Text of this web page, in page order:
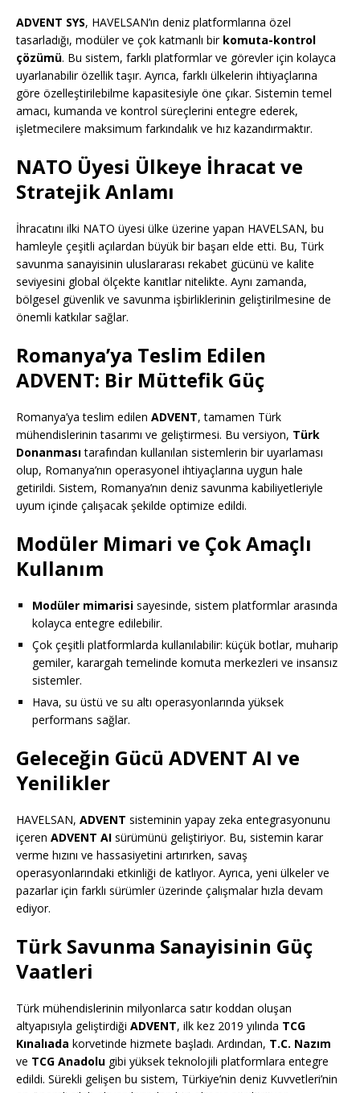
ADVENT SYS, HAVELSAN’ın deniz platformlarına özel
tasarladığı, modüler ve çok katmanlı bir komuta-kontrol
çözümü. Bu sistem, farklı platformlar ve görevler için kolayca
uyarlanabilir özellik taşır. Ayrıca, farklı ülkelerin ihtiyaçlarına
göre özelleştirilebilme kapasitesiyle öne çıkar. Sistemin temel
amacı, kumanda ve kontrol süreçlerini entegre ederek,
işletmecilere maksimum farkındalık ve hız kazandırmaktır.
NATO Üyesi Ülkeye İhracat ve
Stratejik Anlamı
İhracatını ilki NATO üyesi ülke üzerine yapan HAVELSAN, bu
hamleyle çeşitli açılardan büyük bir başarı elde etti. Bu, Türk
savunma sanayisinin uluslararası rekabet gücünü ve kalite
seviyesini global ölçekte kanıtlar nitelikte. Aynı zamanda,
bölgesel güvenlik ve savunma işbirliklerinin geliştirilmesine de
önemli katkılar sağlar.
Romanya’ya Teslim Edilen
ADVENT: Bir Müttefik Güç
Romanya’ya teslim edilen ADVENT, tamamen Türk
mühendislerinin tasarımı ve geliştirmesi. Bu versiyon, Türk
Donanmasıtarafından kullanılan sistemlerin bir uyarlaması
olup, Romanya’nın operasyonel ihtiyaçlarına uygun hale
getirildi. Sistem, Romanya’nın deniz savunma kabiliyetleriyle
uyum içinde çalışacak şekilde optimize edildi.
Modüler Mimari ve Çok Amaçlı
Kullanım
Modüler mimarisi sayesinde, sistem platformlar arasında
kolayca entegre edilebilir.
Çok çeşitli platformlarda kullanılabilir: küçük botlar, muharip
gemiler, karargah temelinde komuta merkezleri ve insansız
sistemler.
Hava, su üstü ve su altı operasyonlarında yüksek
performans sağlar.
Geleceğin Gücü ADVENT AI ve
Yenilikler
HAVELSAN, ADVENT sisteminin yapay zeka entegrasyonunu
içeren ADVENT AI sürümünü geliştiriyor. Bu, sistemin karar
verme hızını ve hassasiyetini artırırken, savaş
operasyonlarındaki etkinliği de katlıyor. Ayrıca, yeni ülkeler ve
pazarlar için farklı sürümler üzerinde çalışmalar hızla devam
ediyor.
Türk Savunma Sanayisinin Güç
Vaatleri
Türk mühendislerinin milyonlarca satır koddan oluşan
altyapısıyla geliştirdiği ADVENT, ilk kez 2019 yılında TCG
Kınalıada korvetinde hizmete başladı. Ardından, T.C. Nazım
ve TCG Anadolu gibi yüksek teknolojili platformlara entegre
edildi. Sürekli gelişen bu sistem, Türkiye’nin deniz Kuvvetleri’nin